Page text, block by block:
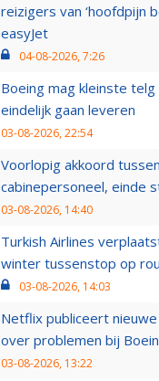
reizigers van ‘hoofdpijn
easyJet
04-08-2026, 7:26
Boeing mag kleinste
eindelijk gaan leveren
03-08-2026, 22:54
Voorlopig akkoord
cabinepersoneel, einde
03-08-2026, 14:40
Turkish Airlines
winter tussenstop op
03-08-2026, 14:03
Netflix publiceert
over problemen bij
03-08-2026, 13:22